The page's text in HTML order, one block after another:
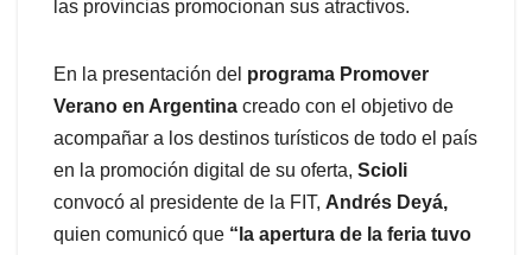
las provincias promocionan sus atractivos.
En la presentación del programa Promover
Verano en Argentina creado con el objetivo de
acompañar a los destinos turísticos de todo el país
en la promoción digital de su oferta, Scioli
convocó al presidente de la FIT, Andrés Deyá,
quien comunicó que “la apertura de la feria tuvo